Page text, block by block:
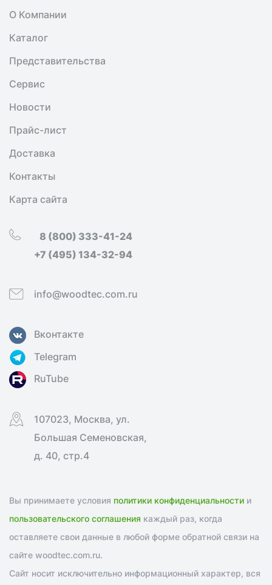
О Компании
Каталог
Представительства
Сервис
Новости
Прайс-лист
Доставка
Контакты
Карта сайта
8 (800) 333-41-24
+7 (495) 134-32-94
info@woodtec.com.ru
Вконтакте
Telegram
RuTube
107023, Москва, ул.
Большая Семеновская,
д. 40, стр.4
Вы принимаете условия политики конфиденциальности и
пользовательского соглашения каждый раз, когда
оставляете свои данные в любой форме обратной связи на
сайте woodtec.com.ru.
Сайт носит исключительно информационный характер, вся